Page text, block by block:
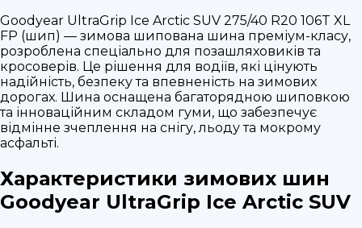
Goodyear UltraGrip Ice Arctic SUV 275/40 R20 106T XL
FP (шип) — зимова шипована шина преміум-класу,
розроблена спеціально для позашляховиків та
кросоверів. Це рішення для водіїв, які цінують
надійність, безпеку та впевненість на зимових
дорогах. Шина оснащена багаторядною шиповкою
та інноваційним складом гуми, що забезпечує
відмінне зчеплення на снігу, льоду та мокрому
асфальті.
Характеристики зимових шин
Goodyear UltraGrip Ice Arctic SUV